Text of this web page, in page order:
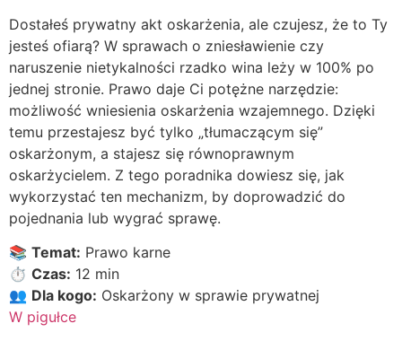
Dostałeś prywatny akt oskarżenia, ale czujesz, że to Ty
jesteś ofiarą? W sprawach o zniesławienie czy
naruszenie nietykalności rzadko wina leży w 100% po
jednej stronie. Prawo daje Ci potężne narzędzie:
możliwość wniesienia oskarżenia wzajemnego. Dzięki
temu przestajesz być tylko „tłumaczącym się”
oskarżonym, a stajesz się równoprawnym
oskarżycielem. Z tego poradnika dowiesz się, jak
wykorzystać ten mechanizm, by doprowadzić do
pojednania lub wygrać sprawę.
📚 Temat: Prawo karne
⏱️ Czas: 12 min
👥 Dla kogo: Oskarżony w sprawie prywatnej
W pigułce